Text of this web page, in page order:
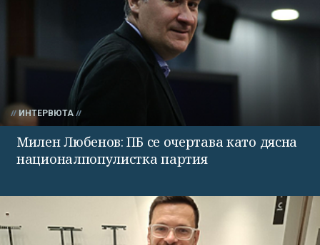
ИНТЕРВЮТА
Милен Любенов: ПБ се очертава като дясна
националпопулистка партия